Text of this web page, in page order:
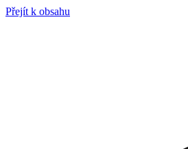
Přejít k obsahu